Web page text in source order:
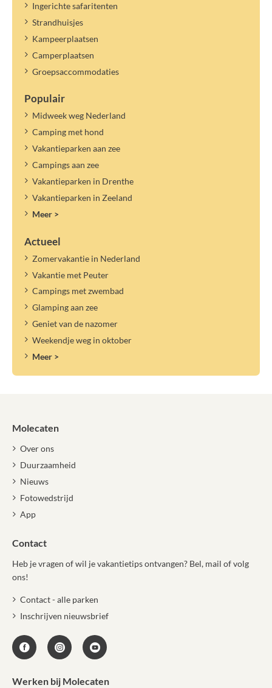
Ingerichte safaritenten
Strandhuisjes
Kampeerplaatsen
Camperplaatsen
Groepsaccommodaties
Populair
Midweek weg Nederland
Camping met hond
Vakantieparken aan zee
Campings aan zee
Vakantieparken in Drenthe
Vakantieparken in Zeeland
Meer >
Actueel
Zomervakantie in Nederland
Vakantie met Peuter
Campings met zwembad
Glamping aan zee
Geniet van de nazomer
Weekendje weg in oktober
Meer >
Molecaten
Over ons
Duurzaamheid
Nieuws
Fotowedstrijd
App
Contact
Heb je vragen of wil je vakantietips ontvangen? Bel, mail of volg
ons!
Contact - alle parken
Inschrijven nieuwsbrief
Werken bij Molecaten